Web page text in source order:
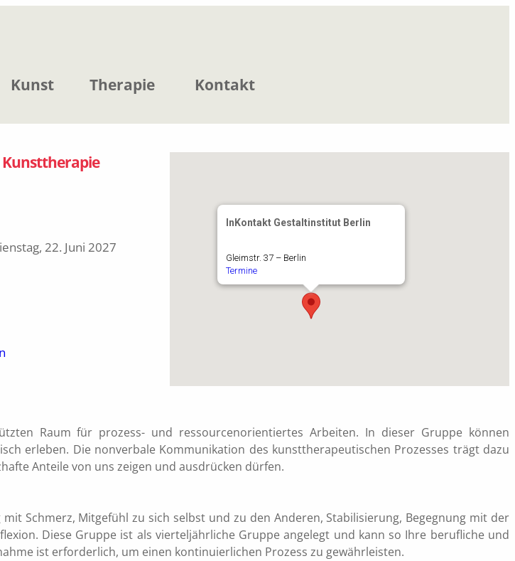
Kunst Therapie Kontakt
22. Juni 2027
InKontakt Gestaltinstitut Berlin
Gleimstr. 37 – Berlin
Termine
Raum für prozess- und ressourcenorientiertes Arbeiten. In dieser Gruppe können
erleben. Die nonverbale Kommunikation des kunsttherapeutischen Prozesses trägt dazu
Anteile von uns zeigen und ausdrücken dürfen.
Schmerz, Mitgefühl zu sich selbst und zu den Anderen, Stabilisierung, Begegnung mit der
Diese Gruppe ist als vierteljährliche Gruppe angelegt und kann so Ihre berufliche und
ist erforderlich, um einen kontinuierlichen Prozess zu gewährleisten.